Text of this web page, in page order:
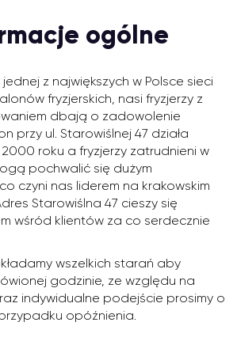
ogólne
z największych w Polsce sieci
fryzjerskich, nasi fryzjerzy z
dbają o zadowolenie
przy ul. Starowiślnej 47 działa
roku a fryzjerzy zatrudnieni w
pochwalić się dużym
czyni nas liderem na krakowskim
Starowiślna 47 cieszy się
wśród klientów za co serdecznie
wszelkich starań aby
godzinie, ze względu na
indywidualne podejście prosimy o
opóźnienia.